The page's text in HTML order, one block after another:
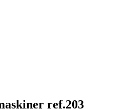
ref.203